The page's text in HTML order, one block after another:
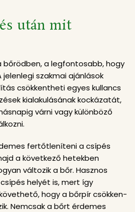
után mit
bőrödben, a legfontosabb, hogy
szakmai ajánlások
csökkentheti egyes kullancs
kialakulásának kockázatát,
várni vagy különböző
fertőtleníteni a csípés
a következő hetekben
változik a bőr. Hasznos
helyét is, mert így
hogy a bőrpír csökken-
Nemcsak a bőrt érdemes